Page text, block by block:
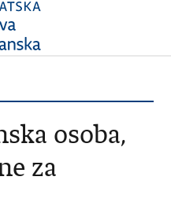
osoba,
za